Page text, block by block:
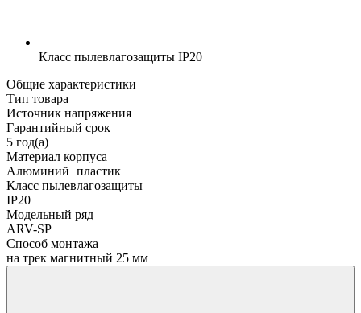
Класс пылевлагозащиты IP20
Общие характеристики
Тип товара
Источник напряжения
Гарантийный срок
5 год(а)
Материал корпуса
Алюминий+пластик
Класс пылевлагозащиты
IP20
Модельный ряд
ARV-SP
Способ монтажа
на трек магнитный 25 мм